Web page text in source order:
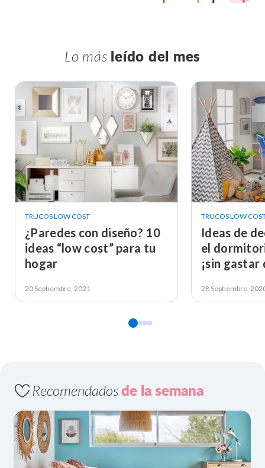
Lo más leído del mes
TRUCOS LOW COST
¿Paredes con diseño? 10
ideas “low cost” para tu
hogar
20 Septiembre, 2021
TRUCOS LOW
Ideas de
el
¡sin gastar
28 Septiembre,
Recomendadosde la semana